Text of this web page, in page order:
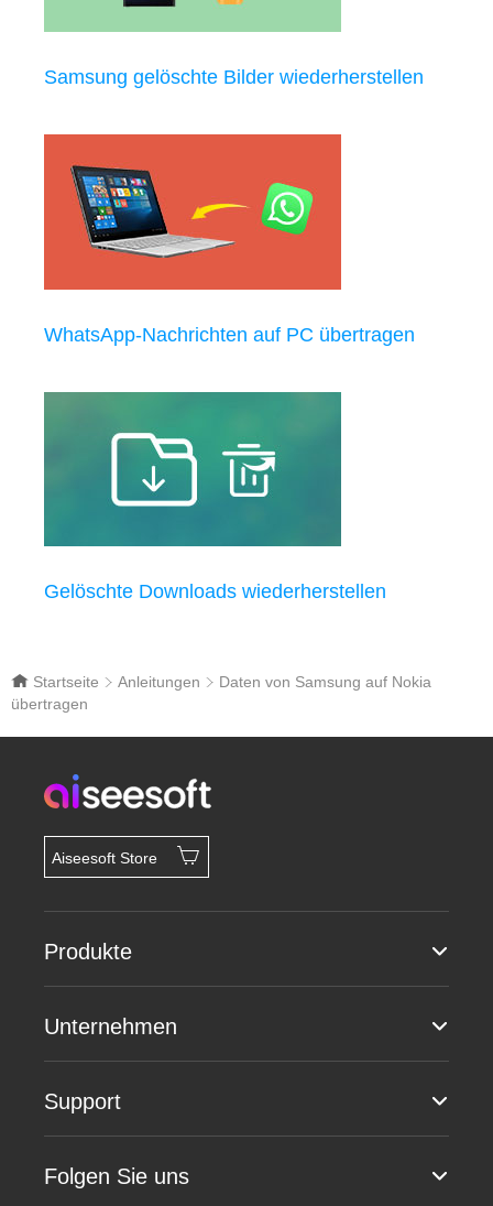
Samsung gelöschte Bilder wiederherstellen
WhatsApp-Nachrichten auf PC übertragen
Gelöschte Downloads wiederherstellen
Startseite Anleitungen
Daten von Samsung auf Nokia
übertragen
Aiseesoft Store
Produkte
Unternehmen
Support
Folgen Sie uns